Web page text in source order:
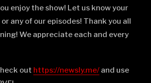
enjoy the show! Let us know your
any of our episodes! Thank you all
We appreciate each and every
out ⁠⁠⁠⁠⁠⁠⁠⁠⁠⁠⁠⁠⁠⁠⁠⁠⁠⁠⁠⁠⁠⁠⁠⁠⁠⁠⁠⁠⁠⁠⁠⁠⁠⁠⁠⁠⁠⁠⁠⁠⁠⁠⁠⁠⁠⁠⁠⁠https://newsly.me/⁠⁠⁠⁠⁠⁠⁠⁠⁠⁠⁠⁠⁠⁠⁠⁠⁠⁠⁠⁠⁠⁠⁠⁠⁠⁠⁠⁠⁠⁠⁠⁠⁠⁠⁠⁠⁠⁠⁠⁠⁠⁠⁠⁠⁠⁠⁠⁠ and use